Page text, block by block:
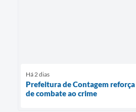
Há 2 dias
Prefeitura de Contagem
de combate ao crime